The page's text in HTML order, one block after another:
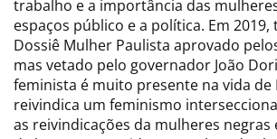
trabalho e a importância das
espaços público e a política. Em
Dossiê Mulher Paulista aprovado
mas vetado pelo governador João
feminista é muito presente na vida de
reivindica um feminismo
as reivindicações da mulheres negras